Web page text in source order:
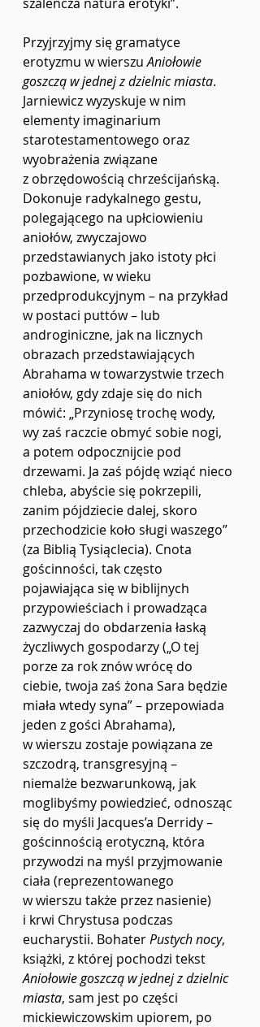
Przyjrzyjmy się gramatyce
erotyzmu w wierszu Aniołowie
goszczą w jednej z dzielnic miasta.
Jarniewicz wyzyskuje w nim
elementy imaginarium
starotestamentowego oraz
wyobrażenia związane
z obrzędowością chrześcijańską.
Dokonuje radykalnego gestu,
polegającego na upłciowieniu
aniołów, zwyczajowo
przedstawianych jako istoty płci
pozbawione, w wieku
przedprodukcyjnym – na przykład
w postaci puttów – lub
androginiczne, jak na licznych
obrazach przedstawiających
Abrahama w towarzystwie trzech
aniołów, gdy zdaje się do nich
mówić: „Przyniosę trochę wody,
wy zaś raczcie obmyć sobie nogi,
a potem odpocznijcie pod
drzewami. Ja zaś pójdę wziąć nieco
chleba, abyście się pokrzepili,
zanim pójdziecie dalej, skoro
przechodzicie koło sługi waszego”
(za Biblią Tysiąclecia). Cnota
gościnności, tak często
pojawiająca się w biblijnych
przypowieściach i prowadząca
zazwyczaj do obdarzenia łaską
życzliwych gospodarzy („O tej
porze za rok znów wrócę do
ciebie, twoja zaś żona Sara będzie
miała wtedy syna” – przepowiada
jeden z gości Abrahama),
w wierszu zostaje powiązana ze
szczodrą, transgresyjną –
niemalże bezwarunkową, jak
moglibyśmy powiedzieć, odnosząc
się do myśli Jacques’a Derridy –
gościnnością erotyczną, która
przywodzi na myśl przyjmowanie
ciała (reprezentowanego
w wierszu także przez nasienie)
i krwi Chrystusa podczas
eucharystii. Bohater Pustych nocy,
książki, z której pochodzi tekst
Aniołowie goszczą w jednej z dzielnic
miasta, sam jest po części
mickiewiczowskim upiorem, po